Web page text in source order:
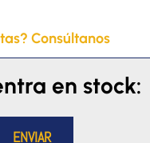
Consúltanos
en stock: